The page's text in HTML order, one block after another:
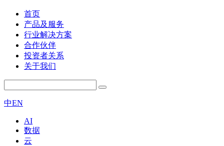
首页
产品及服务
行业解决方案
合作伙伴
投资者关系
关于我们
中EN
AI
数据
云